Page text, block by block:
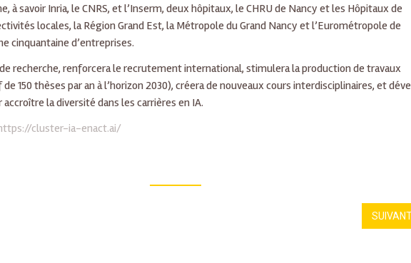
à savoir Inria, le CNRS, et l’Inserm, deux hôpitaux, le CHRU de Nancy et les Hôpitaux de
locales, la Région Grand Est, la Métropole du Grand Nancy et l’Eurométropole de
cinquantaine d’entreprises.
de recherche, renforcera le recrutement international, stimulera la production de travaux
150 thèses par an à l’horizon 2030), créera de nouveaux cours interdisciplinaires, et
la diversité dans les carrières en IA.
cluster-ia-enact.ai/